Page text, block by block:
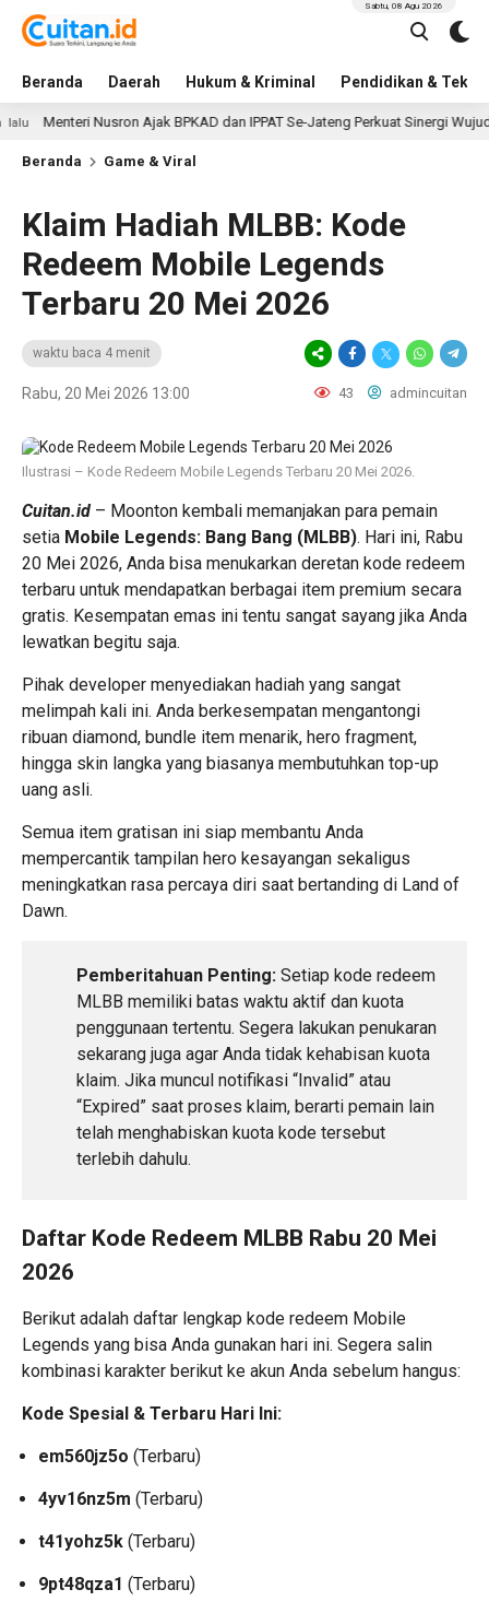
Beranda Daerah Hukum & Kriminal Pendidikan &
Sabtu, 08 Agu 2026
Nusron Ajak BPKAD dan IPPAT Se-Jateng Perkuat Sinergi Wujudkan
Beranda Game & Viral
Klaim Hadiah MLBB: Kode
Redeem Mobile Legends
Terbaru 20 Mei 2026
waktu baca 4 menit
Rabu, 20 Mei 2026 13:00 43 admincuitan
Ilustrasi – Kode Redeem Mobile Legends Terbaru 20 Mei 2026.
Cuitan.id – Moonton kembali memanjakan para pemain
setia Mobile Legends: Bang Bang (MLBB). Hari ini, Rabu
20 Mei 2026, Anda bisa menukarkan deretan kode redeem
terbaru untuk mendapatkan berbagai item premium secara
gratis. Kesempatan emas ini tentu sangat sayang jika Anda
lewatkan begitu saja.
Pihak developer menyediakan hadiah yang sangat
melimpah kali ini. Anda berkesempatan mengantongi
ribuan diamond, bundle item menarik, hero fragment,
hingga skin langka yang biasanya membutuhkan top-up
uang asli.
Semua item gratisan ini siap membantu Anda
mempercantik tampilan hero kesayangan sekaligus
meningkatkan rasa percaya diri saat bertanding di Land of
Dawn.
Pemberitahuan Penting: Setiap kode redeem
MLBB memiliki batas waktu aktif dan kuota
penggunaan tertentu. Segera lakukan penukaran
sekarang juga agar Anda tidak kehabisan kuota
klaim. Jika muncul notifikasi “Invalid” atau
“Expired” saat proses klaim, berarti pemain lain
telah menghabiskan kuota kode tersebut
terlebih dahulu.
Daftar Kode Redeem MLBB Rabu 20 Mei
2026
Berikut adalah daftar lengkap kode redeem Mobile
Legends yang bisa Anda gunakan hari ini. Segera salin
kombinasi karakter berikut ke akun Anda sebelum hangus:
Kode Spesial & Terbaru Hari Ini:
em560jz5o (Terbaru)
4yv16nz5m (Terbaru)
t41yohz5k (Terbaru)
9pt48qza1 (Terbaru)